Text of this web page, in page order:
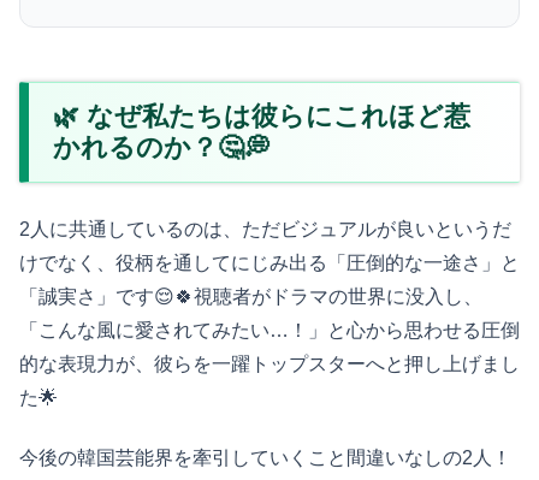
🌿 なぜ私たちは彼らにこれほど惹
かれるのか？🤔💭
2人に共通しているのは、ただビジュアルが良いというだ
けでなく、役柄を通してにじみ出る「圧倒的な一途さ」と
「誠実さ」です😌🍀視聴者がドラマの世界に没入し、
「こんな風に愛されてみたい…！」と心から思わせる圧倒
的な表現力が、彼らを一躍トップスターへと押し上げまし
た🌟
今後の韓国芸能界を牽引していくこと間違いなしの2人！